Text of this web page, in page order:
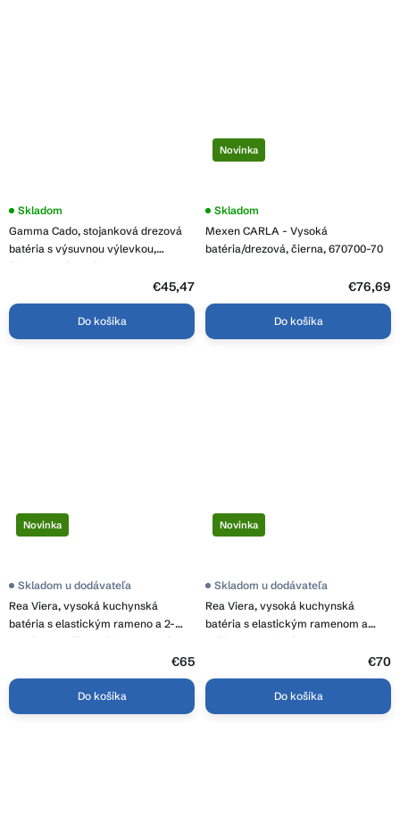
Gamma Cado, stojanková drezová
batéria s výsuvnou výlevkou,
čierna-chrómová, GMA-BCO-BK
Skladom
€45,47
Do košíka
Novinka
Mexen CARLA - Vysoká
batéria/drezová, čierna, 670700-70
Priemerné
produktu
je
Skladom
€76,69
Do košíka
Novinka
Rea Viera, vysoká kuchynská
batéria s elastickým rameno a 2-
funkčnou spŕškou, čierna matná,
Skladom u dodávateľa
€65
Do košíka
Novinka
Rea Viera, vysoká kuchynská
batéria s elastickým ramenom a
spŕškou, grafitová, REA-B4853
Skladom u dodávateľa
€70
Do košíka